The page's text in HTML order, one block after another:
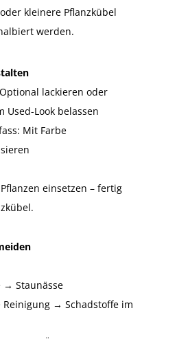
kleinere Pflanzkübel
werden.
lackieren oder
Used-Look belassen
Mit Farbe
einsetzen – fertig
→ Staunässe
Reinigung → Schadstoffe im